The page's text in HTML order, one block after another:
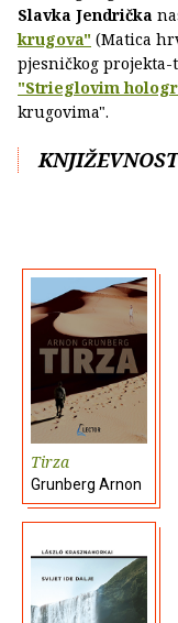
Slavka Jendrička
krugova" (Matica
pjesničkog projekta-
"Strieglovim
krugovima".
Tirza
Grunberg Arnon